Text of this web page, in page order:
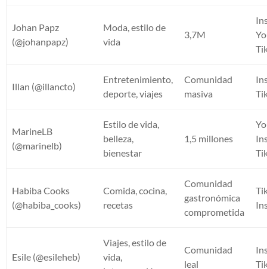
Johan Papz
(@johanpapz)
Moda, estilo de
vida
3,7M
Illan (@illancto)
Entretenimiento,
deporte, viajes
Comunidad
masiva
MarineLB
(@marinelb)
Estilo de vida,
belleza,
bienestar
1,5 millones
Habiba Cooks
(@habiba_cooks)
Comida, cocina,
recetas
Comunidad
gastronómica
comprometida
Esile (@esileheb)
Viajes, estilo de
vida,
Comunidad
leal